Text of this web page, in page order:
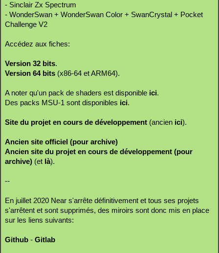
- Sinclair Zx Spectrum
- WonderSwan + WonderSwan Color + SwanCrystal + Pocket
Challenge V2
Accédez aux fiches:
Version 32 bits.
Version 64 bits (x86-64 et ARM64).
A noter qu'un pack de shaders est disponible ici.
Des packs MSU-1 sont disponibles ici.
Site du projet en cours de développement (ancien ici).
Ancien site officiel (pour archive)
Ancien site du projet en cours de développement (pour
archive) (et là).
--
En juillet 2020 Near s'arrête définitivement et tous ses projets
s'arrêtent et sont supprimés, des miroirs sont donc mis en place
sur les liens suivants:
Github - Gitlab